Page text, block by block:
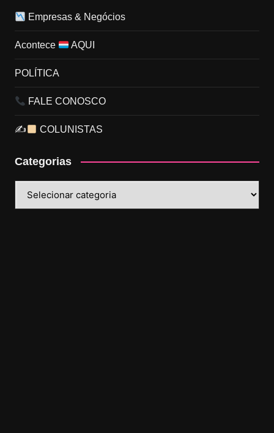
Empresas & Negócios
Acontece AQUI
POLÍTICA
FALE CONOSCO
✍ COLUNISTAS
Categorias